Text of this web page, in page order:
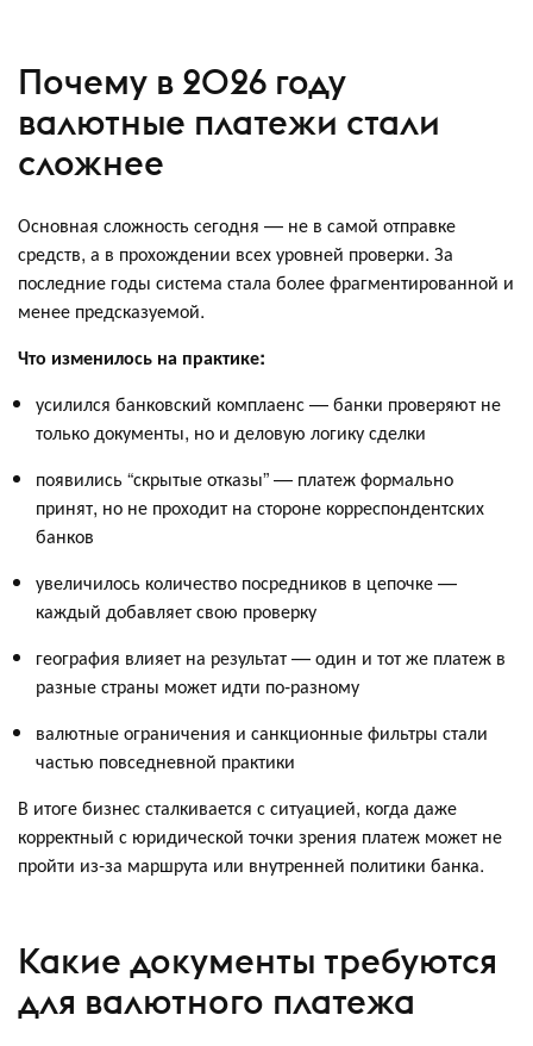
Почему в 2026 году
валютные платежи стали
сложнее
Основная сложность сегодня — не в самой отправке
средств, а в прохождении всех уровней проверки. За
последние годы система стала более фрагментированной и
менее предсказуемой.
Что изменилось на практике:
усилился банковский комплаенс — банки проверяют не
только документы, но и деловую логику сделки
появились “скрытые отказы” — платеж формально
принят, но не проходит на стороне корреспондентских
банков
увеличилось количество посредников в цепочке —
каждый добавляет свою проверку
география влияет на результат — один и тот же платеж в
разные страны может идти по-разному
валютные ограничения и санкционные фильтры стали
частью повседневной практики
В итоге бизнес сталкивается с ситуацией, когда даже
корректный с юридической точки зрения платеж может не
пройти из-за маршрута или внутренней политики банка.
Какие документы требуются
для валютного платежа